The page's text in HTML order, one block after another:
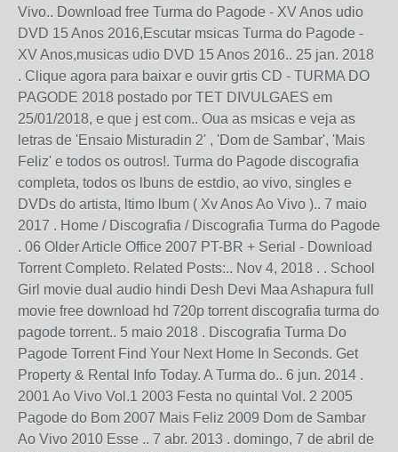
Vivo.. Download free Turma do Pagode - XV Anos udio
DVD 15 Anos 2016,Escutar msicas Turma do Pagode -
XV Anos,musicas udio DVD 15 Anos 2016.. 25 jan. 2018
. Clique agora para baixar e ouvir grtis CD - TURMA DO
PAGODE 2018 postado por TET DIVULGAES em
25/01/2018, e que j est com.. Oua as msicas e veja as
letras de 'Ensaio Misturadin 2' , 'Dom de Sambar', 'Mais
Feliz' e todos os outros!. Turma do Pagode discografia
completa, todos os lbuns de estdio, ao vivo, singles e
DVDs do artista, ltimo lbum ( Xv Anos Ao Vivo ).. 7 maio
2017 . Home / Discografia / Discografia Turma do Pagode
. 06 Older Article Office 2007 PT-BR + Serial - Download
Torrent Completo. Related Posts:.. Nov 4, 2018 . . School
Girl movie dual audio hindi Desh Devi Maa Ashapura full
movie free download hd 720p torrent discografia turma do
pagode torrent.. 5 maio 2018 . Discografia Turma Do
Pagode Torrent Find Your Next Home In Seconds. Get
Property & Rental Info Today. A Turma do.. 6 jun. 2014 .
2001 Ao Vivo Vol.1 2003 Festa no quintal Vol. 2 2005
Pagode do Bom 2007 Mais Feliz 2009 Dom de Sambar
Ao Vivo 2010 Esse .. 7 abr. 2013 . domingo, 7 de abril de